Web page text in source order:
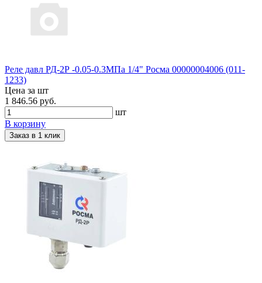
Реле давл РД-2Р -0.05-0.3МПа 1/4" Росма 00000004006 (011-
1233)
Цена за шт
1 846.56 руб.
шт
В корзину
Заказ в 1 клик